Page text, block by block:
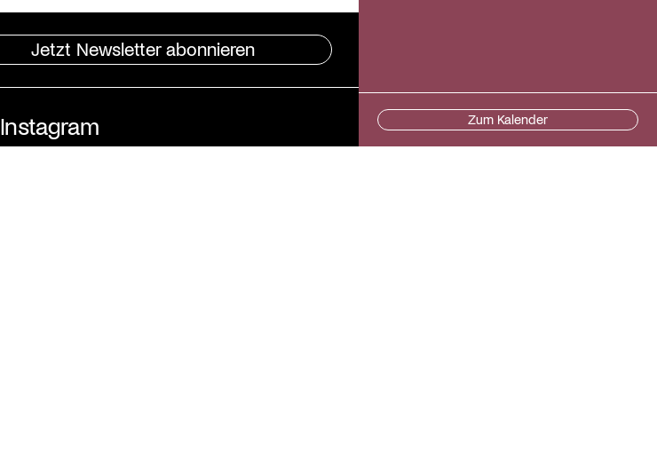
Jetzt Newsletter abonnieren
Instagram Zum Kalender